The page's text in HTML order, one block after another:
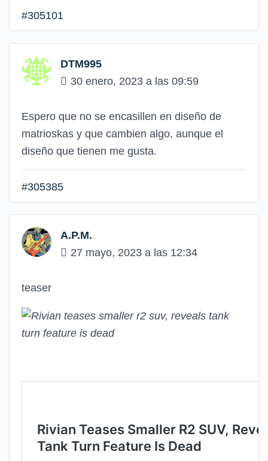
#305101
DTM995
30 enero, 2023 a las 09:59
Espero que no se encasillen en diseño de
matrioskas y que cambien algo, aunque el
diseño que tienen me gusta.
#305385
A.P.M.
27 mayo, 2023 a las 12:34
teaser